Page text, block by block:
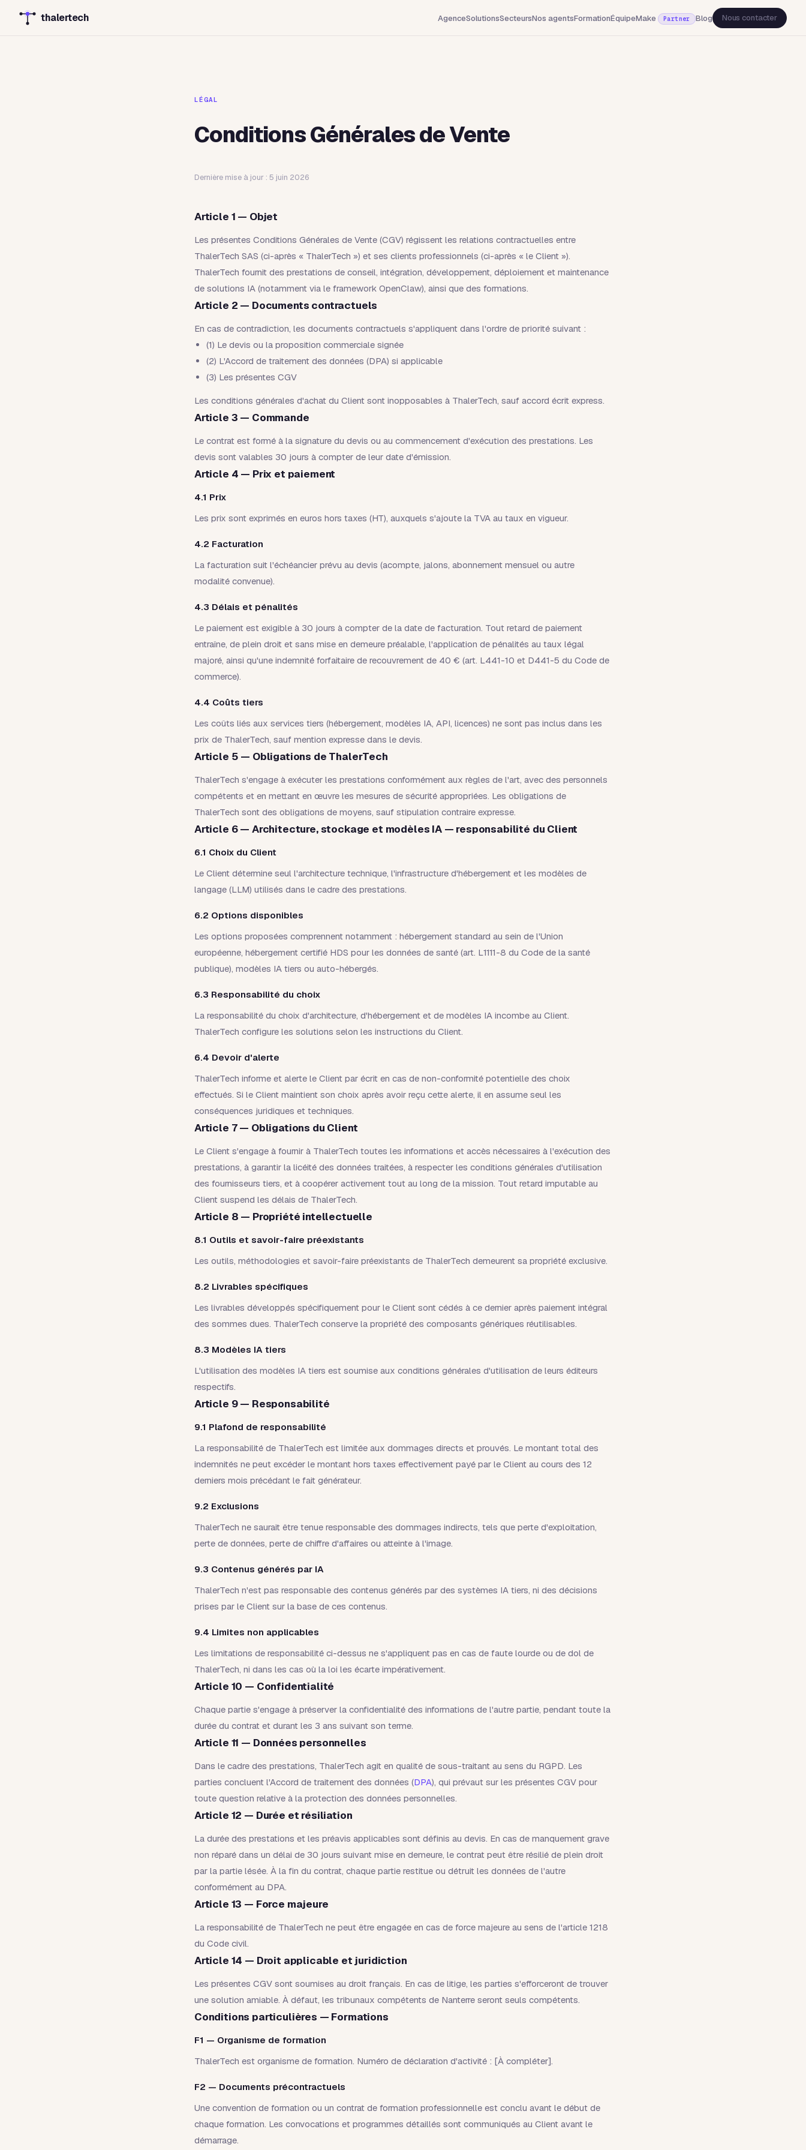
thalertech AgenceSolutionsSecteursNos agentsFormationÉquipeMake Partner Blog Nous contacter
LÉGAL
Conditions Générales de Vente
Dernière mise à jour : 5 juin 2026
Article 1 — Objet
Les présentes Conditions Générales de Vente (CGV) régissent les relations contractuelles entre
ThalerTech SAS (ci-après « ThalerTech ») et ses clients professionnels (ci-après « le Client »).
ThalerTech fournit des prestations de conseil, intégration, développement, déploiement et maintenance
de solutions IA (notamment via le framework OpenClaw), ainsi que des formations.
Article 2 — Documents contractuels
En cas de contradiction, les documents contractuels s'appliquent dans l'ordre de priorité suivant :
(1) Le devis ou la proposition commerciale signée
(2) L'Accord de traitement des données (DPA) si applicable
(3) Les présentes CGV
Les conditions générales d'achat du Client sont inopposables à ThalerTech, sauf accord écrit express.
Article 3 — Commande
Le contrat est formé à la signature du devis ou au commencement d'exécution des prestations. Les
devis sont valables 30 jours à compter de leur date d'émission.
Article 4 — Prix et paiement
4.1 Prix
Les prix sont exprimés en euros hors taxes (HT), auxquels s'ajoute la TVA au taux en vigueur.
4.2 Facturation
La facturation suit l'échéancier prévu au devis (acompte, jalons, abonnement mensuel ou autre
modalité convenue).
4.3 Délais et pénalités
Le paiement est exigible à 30 jours à compter de la date de facturation. Tout retard de paiement
entraîne, de plein droit et sans mise en demeure préalable, l'application de pénalités au taux légal
majoré, ainsi qu'une indemnité forfaitaire de recouvrement de 40 € (art. L441-10 et D441-5 du Code de
commerce).
4.4 Coûts tiers
Les coûts liés aux services tiers (hébergement, modèles IA, API, licences) ne sont pas inclus dans les
prix de ThalerTech, sauf mention expresse dans le devis.
Article 5 — Obligations de ThalerTech
ThalerTech s'engage à exécuter les prestations conformément aux règles de l'art, avec des personnels
compétents et en mettant en œuvre les mesures de sécurité appropriées. Les obligations de
ThalerTech sont des obligations de moyens, sauf stipulation contraire expresse.
Article 6 — Architecture, stockage et modèles IA — responsabilité du Client
6.1 Choix du Client
Le Client détermine seul l'architecture technique, l'infrastructure d'hébergement et les modèles de
langage (LLM) utilisés dans le cadre des prestations.
6.2 Options disponibles
Les options proposées comprennent notamment : hébergement standard au sein de l'Union
européenne, hébergement certifié HDS pour les données de santé (art. L1111-8 du Code de la santé
publique), modèles IA tiers ou auto-hébergés.
6.3 Responsabilité du choix
La responsabilité du choix d'architecture, d'hébergement et de modèles IA incombe au Client.
ThalerTech configure les solutions selon les instructions du Client.
6.4 Devoir d'alerte
ThalerTech informe et alerte le Client par écrit en cas de non-conformité potentielle des choix
effectués. Si le Client maintient son choix après avoir reçu cette alerte, il en assume seul les
conséquences juridiques et techniques.
Article 7 — Obligations du Client
Le Client s'engage à fournir à ThalerTech toutes les informations et accès nécessaires à l'exécution des
prestations, à garantir la licéité des données traitées, à respecter les conditions générales d'utilisation
des fournisseurs tiers, et à coopérer activement tout au long de la mission. Tout retard imputable au
Client suspend les délais de ThalerTech.
Article 8 — Propriété intellectuelle
8.1 Outils et savoir-faire préexistants
Les outils, méthodologies et savoir-faire préexistants de ThalerTech demeurent sa propriété exclusive.
8.2 Livrables spécifiques
Les livrables développés spécifiquement pour le Client sont cédés à ce dernier après paiement intégral
des sommes dues. ThalerTech conserve la propriété des composants génériques réutilisables.
8.3 Modèles IA tiers
L'utilisation des modèles IA tiers est soumise aux conditions générales d'utilisation de leurs éditeurs
respectifs.
Article 9 — Responsabilité
9.1 Plafond de responsabilité
La responsabilité de ThalerTech est limitée aux dommages directs et prouvés. Le montant total des
indemnités ne peut excéder le montant hors taxes effectivement payé par le Client au cours des 12
derniers mois précédant le fait générateur.
9.2 Exclusions
ThalerTech ne saurait être tenue responsable des dommages indirects, tels que perte d'exploitation,
perte de données, perte de chiffre d'affaires ou atteinte à l'image.
9.3 Contenus générés par IA
ThalerTech n'est pas responsable des contenus générés par des systèmes IA tiers, ni des décisions
prises par le Client sur la base de ces contenus.
9.4 Limites non applicables
Les limitations de responsabilité ci-dessus ne s'appliquent pas en cas de faute lourde ou de dol de
ThalerTech, ni dans les cas où la loi les écarte impérativement.
Article 10 — Confidentialité
Chaque partie s'engage à préserver la confidentialité des informations de l'autre partie, pendant toute la
durée du contrat et durant les 3 ans suivant son terme.
Article 11 — Données personnelles
Dans le cadre des prestations, ThalerTech agit en qualité de sous-traitant au sens du RGPD. Les
parties concluent l'Accord de traitement des données (DPA), qui prévaut sur les présentes CGV pour
toute question relative à la protection des données personnelles.
Article 12 — Durée et résiliation
La durée des prestations et les préavis applicables sont définis au devis. En cas de manquement grave
non réparé dans un délai de 30 jours suivant mise en demeure, le contrat peut être résilié de plein droit
par la partie lésée. À la fin du contrat, chaque partie restitue ou détruit les données de l'autre
conformément au DPA.
Article 13 — Force majeure
La responsabilité de ThalerTech ne peut être engagée en cas de force majeure au sens de l'article 1218
du Code civil.
Article 14 — Droit applicable et juridiction
Les présentes CGV sont soumises au droit français. En cas de litige, les parties s'efforceront de trouver
une solution amiable. À défaut, les tribunaux compétents de Nanterre seront seuls compétents.
Conditions particulières — Formations
F1 — Organisme de formation
ThalerTech est organisme de formation. Numéro de déclaration d'activité : [À compléter].
F2 — Documents précontractuels
Une convention de formation ou un contrat de formation professionnelle est conclu avant le début de
chaque formation. Les convocations et programmes détaillés sont communiqués au Client avant le
démarrage.